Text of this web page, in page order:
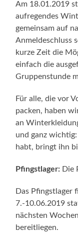
Am 18.01.2019
aufregendes
gemeinsam auf
Anmeldeschluss
kurze Zeit die
einfach die
Gruppenstunde
Für alle, die vor
packen, haben
an
und ganz
habt, bringt ihn
Pfingstlager: Die
Das Pfingstlager
7.-10.06.2019
nächsten
bereitliegen.